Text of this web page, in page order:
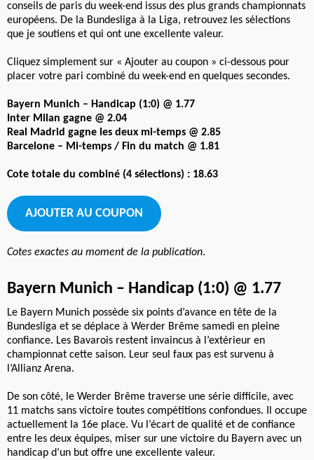
conseils de paris du week-end issus des plus grands championnats
européens. De la Bundesliga à la Liga, retrouvez les sélections
que je soutiens et qui ont une excellente valeur.
Cliquez simplement sur « Ajouter au coupon » ci-dessous pour
placer votre pari combiné du week-end en quelques secondes.
Bayern Munich – Handicap (1:0) @ 1.77
Inter Milan gagne @ 2.04
Real Madrid gagne les deux mi-temps @ 2.85
Barcelone – Mi-temps / Fin du match @ 1.81
Cote totale du combiné (4 sélections) : 18.63
AJOUTER AU COUPON
Cotes exactes au moment de la publication.
Bayern Munich – Handicap (1:0) @ 1.77
Le Bayern Munich possède six points d’avance en tête de la
Bundesliga et se déplace à Werder Brême samedi en pleine
confiance. Les Bavarois restent invaincus à l’extérieur en
championnat cette saison. Leur seul faux pas est survenu à
l’Allianz Arena.
De son côté, le Werder Brême traverse une série difficile, avec
11 matchs sans victoire toutes compétitions confondues. Il occupe
actuellement la 16e place. Vu l’écart de qualité et de confiance
entre les deux équipes, miser sur une victoire du Bayern avec un
handicap d’un but offre une excellente valeur.